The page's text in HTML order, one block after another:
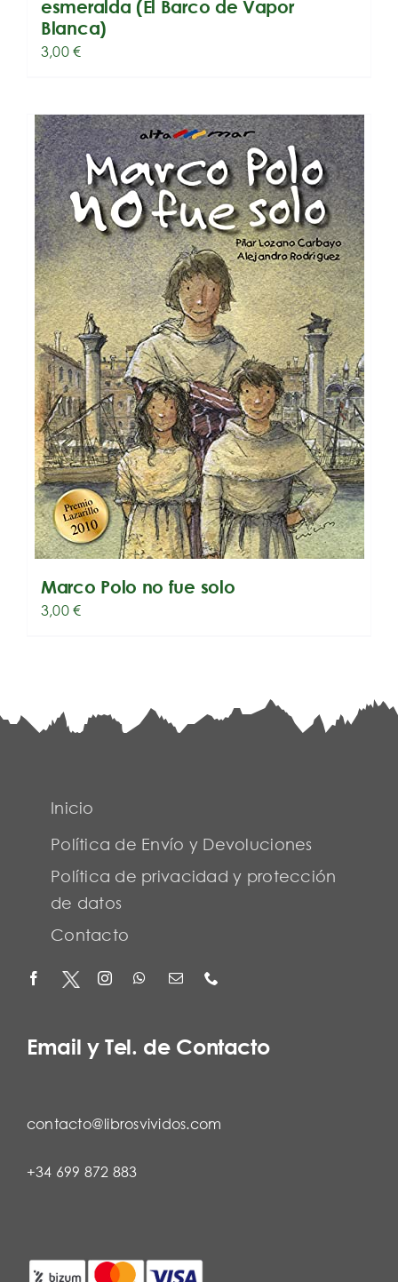
esmeralda (El Barco de Vapor
Blanca)
3,00€
Marco Polo no fue solo
3,00€
Inicio
Política de Envío y Devoluciones
Política de privacidad y protección
de datos
Contacto
Email y Tel. de Contacto
contacto@librosvividos.com
+34 699 872 883